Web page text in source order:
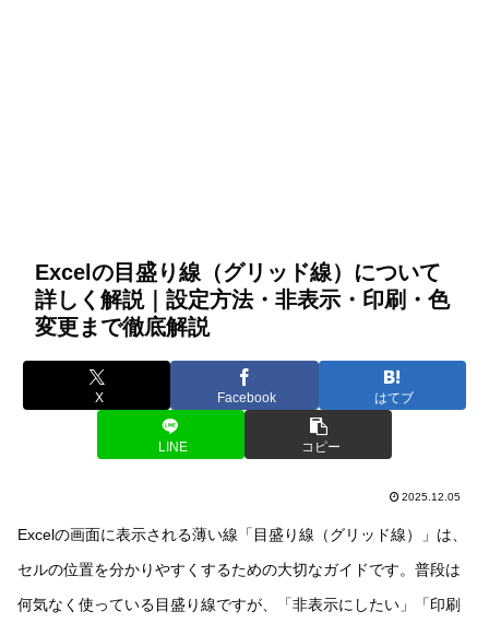
Excelの目盛り線（グリッド線）について
詳しく解説｜設定方法・非表示・印刷・色
変更まで徹底解説
X Facebook はてブ
LINE コピー
2025.12.05
Excelの画面に表示される薄い線「目盛り線（グリッド線）」は、
セルの位置を分かりやすくするための大切なガイドです。普段は
何気なく使っている目盛り線ですが、「非表示にしたい」「印刷